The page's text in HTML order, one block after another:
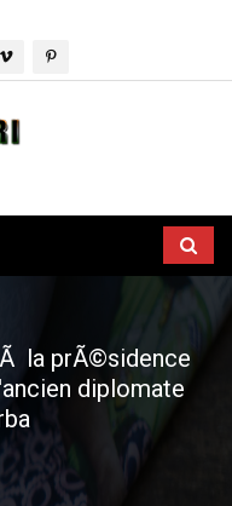
la prÃ©sidence
diplomate